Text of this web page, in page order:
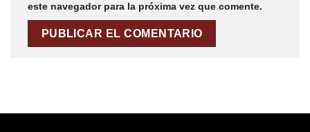
este navegador para la próxima vez que comente.